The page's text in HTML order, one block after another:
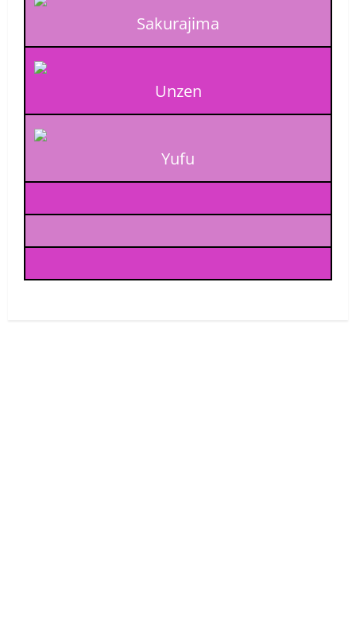
Sakurajima
Unzen
Yufu